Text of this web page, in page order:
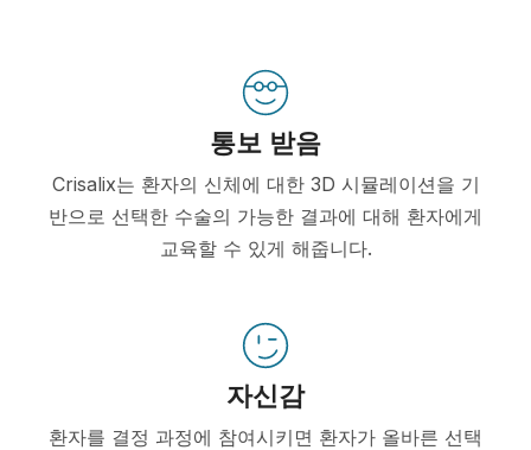
통보 받음
Crisalix는 환자의 신체에 대한 3D 시뮬레이션을 기
반으로 선택한 수술의 가능한 결과에 대해 환자에게
교육할 수 있게 해줍니다.
자신감
환자를 결정 과정에 참여시키면 환자가 올바른 선택